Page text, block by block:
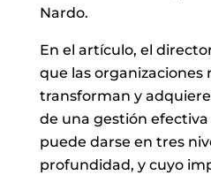
Nardo.
En el artículo, el
que las organizaciones
transforman y
de una gestión
puede darse en tres
profundidad, y cuyo